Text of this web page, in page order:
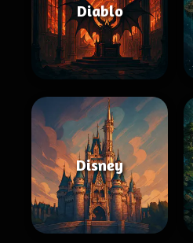
Diablo
Disney